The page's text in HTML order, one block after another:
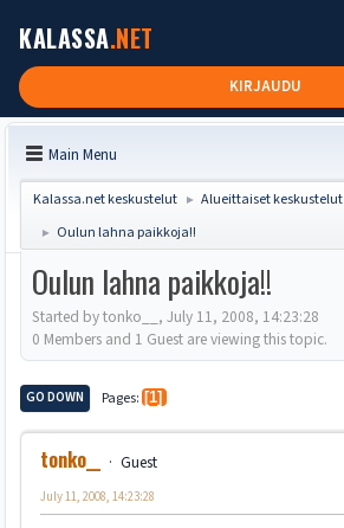
KALASSA.NET
KIRJAUDU
Main Menu
Kalassa.net keskustelut ► Alueittaiset keskustelut
► Oulun lahna paikkoja!!
Oulun lahna paikkoja!!
Started by tonko__, July 11, 2008, 14:23:28
0 Members and 1 Guest are viewing this topic.
GO DOWN Pages 1
tonko__ Guest
July 11, 2008, 14:23:28